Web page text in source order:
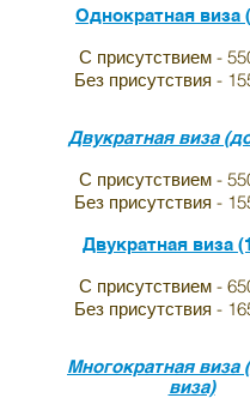
Однократная виза
С присутствием -
Без присутствия -
Двукратная виза
С присутствием -
Без присутствия -
Двукратная виза
С присутствием -
Без присутствия -
Многократная виза
виза)